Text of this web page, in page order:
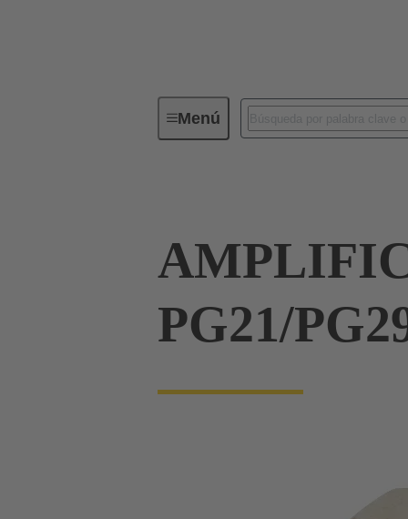
MenúConectores industriales / Han®
PG21/